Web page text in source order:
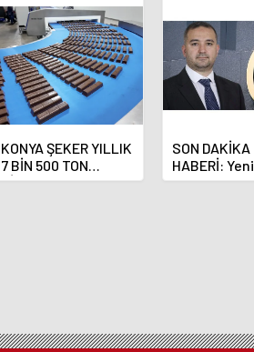
KONYA ŞEKER YILLIK
7 BİN 500 TON
ÇİKOLATALI ÜRÜN
SON DAKİKA
HABERİ:
Bankası